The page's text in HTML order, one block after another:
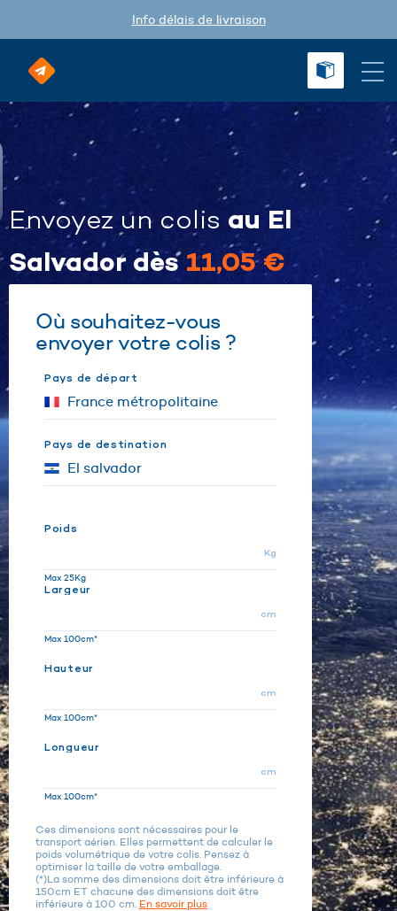
Info délais de livraison
Envoyez un colis au El
Salvador dès11,05 €
Où souhaitez-vous
envoyer votre colis ?
Pays de départ
Pays de destination
Poids
Kg
Max 25Kg
Largeur
cm
Max 100cm*
Hauteur
cm
Max 100cm*
Longueur
cm
Max 100cm*
Ces dimensions sont nécessaires pour le
transport aérien. Elles permettent de calculer le
poids volumétrique de votre colis. Pensez à
optimiser la taille de votre emballage.
(*)La somme des dimensions doit être inférieure à
150cm ET chacune des dimensions doit être
inférieure à 100 cm. En savoir plus